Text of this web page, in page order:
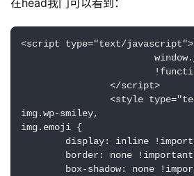
访
摊
在head我门可以看到：
<script type="text/javascript">
img.wp-smiley,
img.emoji {